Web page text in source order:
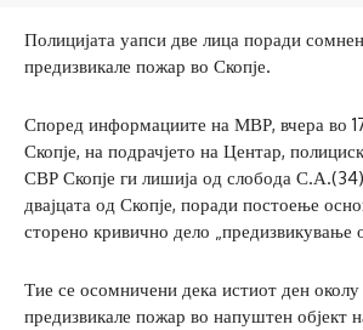
Полицијата уапси две лица поради
предизвикале пожар во Скопје.
Според информациите на МВР, вчера во
Скопје, на подрачјето на Центар,
СВР Скопје ги лишија од слобода
двајцата од Скопје, поради постоење
сторено кривично дело „предизвикување
Тие се осомничени дека истиот ден
предизвикале пожар во напуштен објект